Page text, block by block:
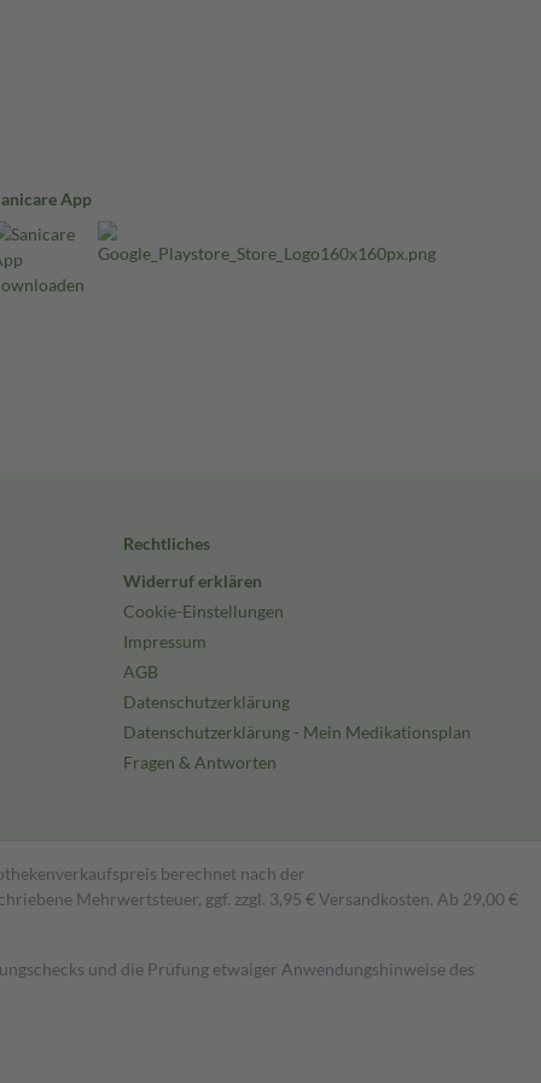
App
Rechtliches
Widerruf erklären
Cookie-Einstellungen
Impressum
AGB
Datenschutzerklärung
Datenschutzerklärung - Mein Medikationsplan
Fragen & Antworten
berechnet nach der
Mehrwertsteuer, ggf. zzgl. 3,95 € Versandkosten. Ab 29,00 €
und die Prüfung etwaiger Anwendungshinweise des